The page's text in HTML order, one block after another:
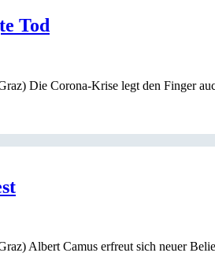
Tod
Die Corona-Krise legt den Finger
Albert Camus erfreut sich neuer